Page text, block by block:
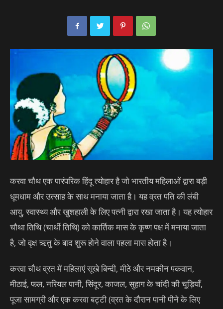
करवा चौथ एक पारंपरिक हिंदू त्योहार है जो भारतीय महिलाओं द्वारा बड़ी
धूमधाम और उत्साह के साथ मनाया जाता है। यह व्रत पति की लंबी
आयु, स्वास्थ्य और खुशहाली के लिए पत्नी द्वारा रखा जाता है। यह त्योहार
चौथा तिथि (चार्थी तिथि) को कार्तिक मास के कृष्ण पक्ष में मनाया जाता
है, जो वृक्ष ऋतु के बाद शुरू होने वाला पहला मास होता है।
करवा चौथ व्रत में महिलाएं सूखे बिन्दी, मीठे और नमकीन पकवान,
मीठाई, फल, नरियल पानी, सिंदूर, काजल, सुहाग के चांदी की चूड़ियाँ,
पूजा सामग्री और एक करवा बट्टी (व्रत के दौरान पानी पीने के लिए